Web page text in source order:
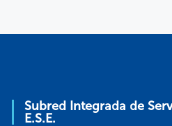
Subred Integrada de
E.S.E.